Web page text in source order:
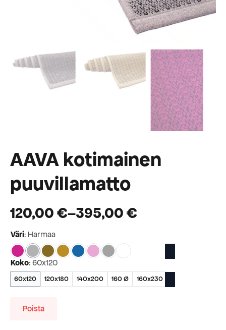
AAVA kotimainen
puuvillamatto
120,00€–395,00€
Hintaluokka:
120,00 €
-
395,00 €
Väri: Harmaa
Koko: 60x120
60x120 120x180 140x200 160 Ø 160x230
Poista